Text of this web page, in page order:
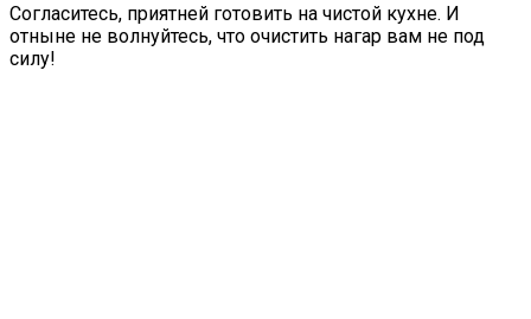
Согласитесь, приятней готовить на чистой кухне. И
отныне не волнуйтесь, что очистить нагар вам не под
силу!